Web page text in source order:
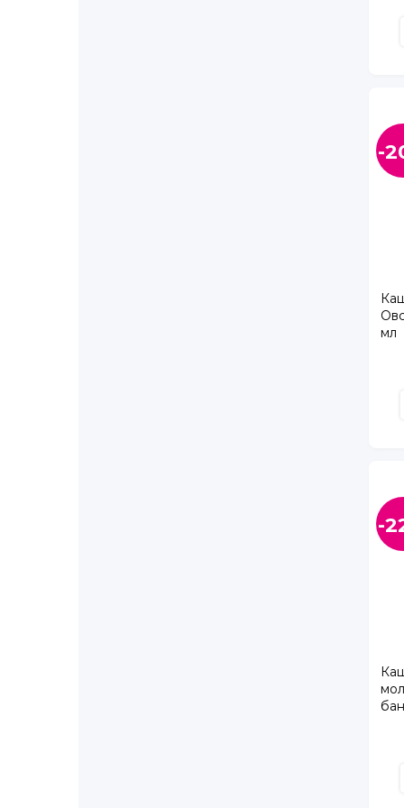
Великий Новгород г., Большая Московская
Колобановская ул. д. 2, ТК Дудергофский
-
мл
-